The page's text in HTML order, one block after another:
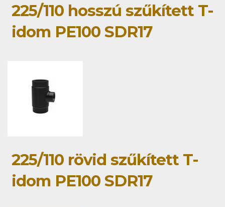
225/110 hosszú szűkített T-
idom PE100 SDR17
225/110 rövid szűkített T-
idom PE100 SDR17